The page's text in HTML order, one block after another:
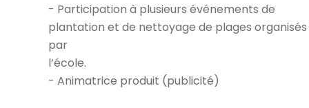
- Participation à plusieurs événements de
plantation et de nettoyage de plages organisés
par
l’école.
- Animatrice produit (publicité)